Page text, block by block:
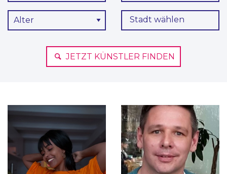
Alter Stadt wählen
JETZT KÜNSTLER FINDEN